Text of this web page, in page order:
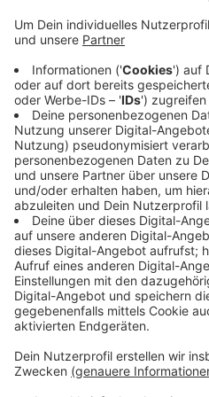
der Feuerwehr und auch
Feuerwehr hatte die
Mittag genau im Blick. Da
Münster, wie schon gestern,
davonkommt. Für den
Feuerwehr auf
Wetterlage hat sich in
Heute Abend kann es zwar
ganz großen Sturm wird es
geben.
Anzeige